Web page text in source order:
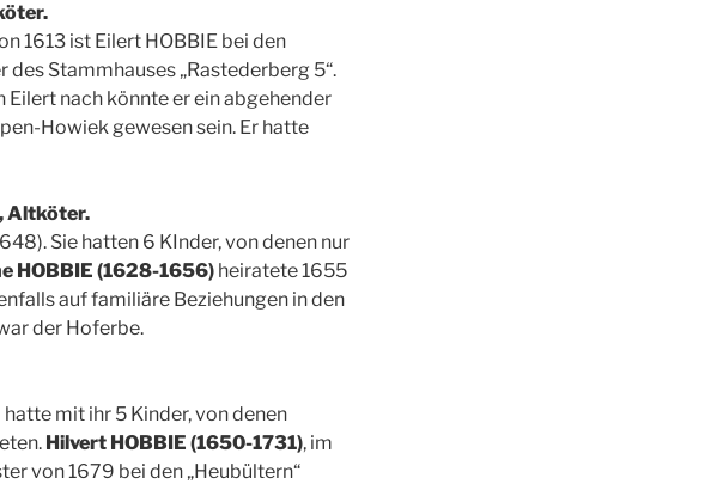
1613 ist Eilert HOBBIE bei den
Stammhauses „Rastederberg 5“.
nach könnte er ein abgehender
Howiek gewesen sein. Er hatte
Altköter.
Sie hatten 6 KInder, von denen nur
HOBBIE (1628-1656) heiratete 1655
auf familiäre Beziehungen in den
der Hoferbe.
mit ihr 5 Kinder, von denen
Hilvert HOBBIE (1650-1731), im
von 1679 bei den „Heubültern“